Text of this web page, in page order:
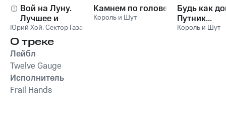
Вой на Луну.
Лучшее и
неизданное
Юрий Хой,Сектор Газа
Камнем по голове
Король и Шут
Будь как
Путник...
Король и Шут
О треке
Лейбл
Twelve Gauge
Исполнитель
Frail Hands